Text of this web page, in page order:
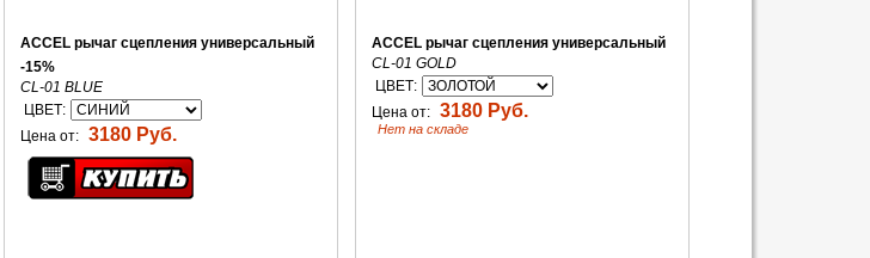
ACCEL рычаг сцепления универсальный
-15%
CL-01 BLUE
ЦВЕТ:
Цена от: 3180 Руб.
ACCEL рычаг сцепления универсальный
CL-01 GOLD
ЦВЕТ:
Цена от: 3180 Руб.
Нет на складе